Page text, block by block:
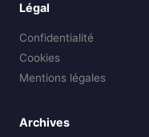
Légal
Confidentialité
Cookies
Mentions légales
Archives